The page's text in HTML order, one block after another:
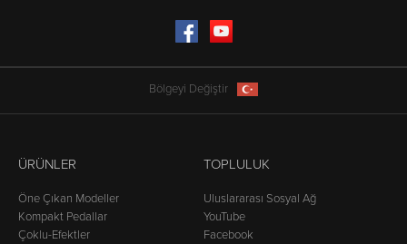
FacebookYouTube
Bölgeyi Değiştir
ÜRÜNLER
Öne Çıkan Modeller
Kompakt Pedallar
Çoklu-Efektler
TOPLULUK
Uluslararası Sosyal Ağ
YouTube
Facebook